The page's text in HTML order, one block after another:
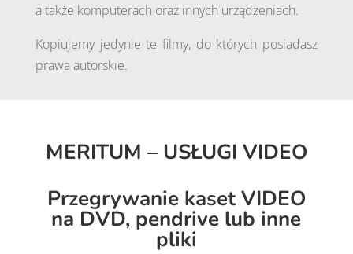
a także komputerach oraz innych urządzeniach.
Kopiujemy jedynie te filmy, do których posiadasz
prawa autorskie.
MERITUM – USŁUGI VIDEO
Przegrywanie kaset VIDEO
na DVD, pendrive lub inne
pliki